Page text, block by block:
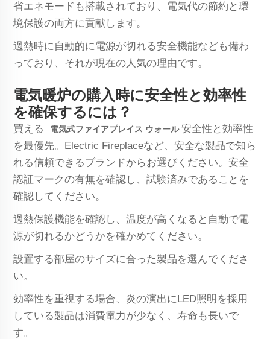
省エネモードも搭載されており、電気代の節約と環
境保護の両方に貢献します。
過熱時に自動的に電源が切れる安全機能なども備わ
っており、それが現在の人気の理由です。
電気暖炉の購入時に安全性と効率性
を確保するには？
買える 電気式ファイアプレイス ウォール安全性と効率性
を最優先。Electric Fireplaceなど、安全な製品で知ら
れる信頼できるブランドからお選びください。安全
認証マークの有無を確認し、試験済みであることを
確認してください。
過熱保護機能を確認し、温度が高くなると自動で電
源が切れるかどうかを確かめてください。
設置する部屋のサイズに合った製品を選んでくださ
い。
効率性を重視する場合、炎の演出にLED照明を採用
している製品は消費電力が少なく、寿命も長いで
す。